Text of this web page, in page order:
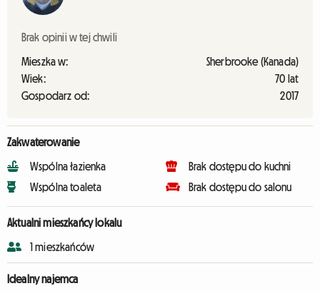
Brak opinii w tej chwili
Mieszka w:
Sherbrooke (Kanada)
Wiek:
70 lat
Gospodarz od:
2017
Zakwaterowanie
Wspólna łazienka
Wspólna toaleta
Brak dostępu do kuchni
Brak dostępu do salonu
Aktualni mieszkańcy lokalu
1 mieszkańców
Idealny najemca